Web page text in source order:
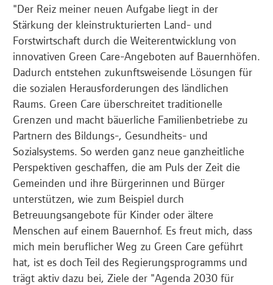
"Der Reiz meiner neuen Aufgabe liegt in der
Stärkung der kleinstrukturierten Land- und
Forstwirtschaft durch die Weiterentwicklung von
innovativen Green Care-Angeboten auf Bauernhöfen.
Dadurch entstehen zukunftsweisende Lösungen für
die sozialen Herausforderungen des ländlichen
Raums. Green Care überschreitet traditionelle
Grenzen und macht bäuerliche Familienbetriebe zu
Partnern des Bildungs-, Gesundheits- und
Sozialsystems. So werden ganz neue ganzheitliche
Perspektiven geschaffen, die am Puls der Zeit die
Gemeinden und ihre Bürgerinnen und Bürger
unterstützen, wie zum Beispiel durch
Betreuungsangebote für Kinder oder ältere
Menschen auf einem Bauernhof. Es freut mich, dass
mich mein beruflicher Weg zu Green Care geführt
hat, ist es doch Teil des Regierungsprogramms und
trägt aktiv dazu bei, Ziele der "Agenda 2030 für